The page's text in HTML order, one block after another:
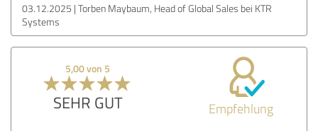
03.12.2025 Torben Maybaum, Head of Global Sales bei KTR
Systems
5,00 von 5
SEHR GUT Empfehlung